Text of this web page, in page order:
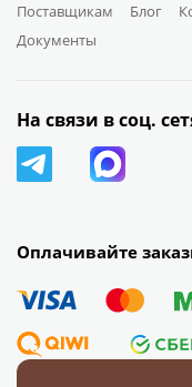
Поставщикам
Блог
Документы
Оплачивайте
На связи в соц.